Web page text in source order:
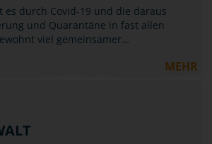
es durch Covid-19 und die daraus
und Quarantäne in fast allen
viel gemeinsamer…
MEHR